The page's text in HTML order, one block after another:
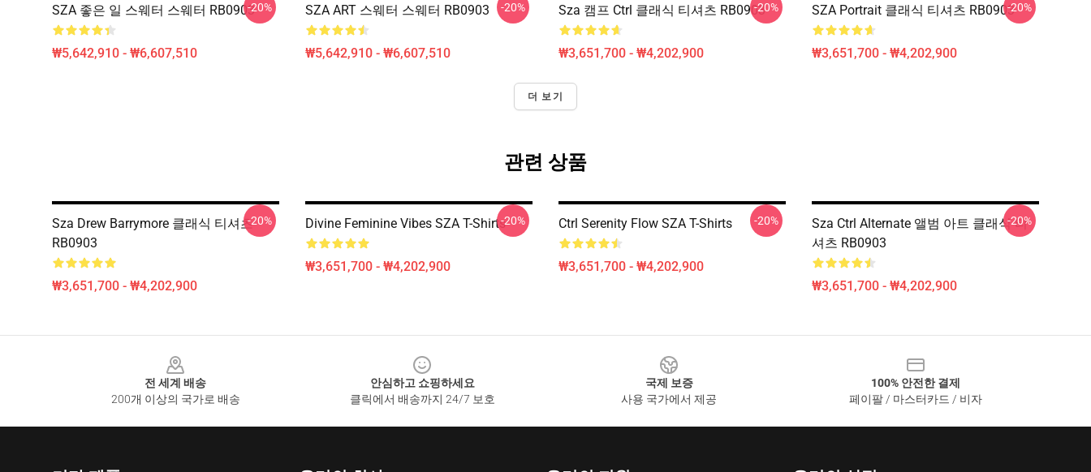
SZA 좋은 일 스웨터 스웨터 RB0903
₩5,642,910 - ₩6,607,510
-20% SZA ART 스웨터 스웨터 RB0903
₩5,642,910 - ₩6,607,510
-20% Sza 캠프 Ctrl 클래식 티셔츠 RB0903
₩3,651,700 - ₩4,202,900
-20% SZA Portrait 클래식 티셔츠 RB0903
₩3,651,700 - ₩4,202,900
-20%
더 보기
관련 상품
Sza Drew Barrymore 클래식 티셔츠
RB0903
₩3,651,700 - ₩4,202,900
-20% Divine Feminine Vibes SZA T-Shirts
₩3,651,700 - ₩4,202,900
-20% Ctrl Serenity Flow SZA T-Shirts
₩3,651,700 - ₩4,202,900
-20%
Sza Ctrl Alternate 앨범 아트 클래식 티
셔츠 RB0903
₩3,651,700 - ₩4,202,900
-20%
전 세계 배송
200개 이상의 국가로 배송
안심하고 쇼핑하세요
클릭에서 배송까지 24/7 보호
국제 보증
사용 국가에서 제공
100% 안전한 결제
페이팔 / 마스터카드 / 비자